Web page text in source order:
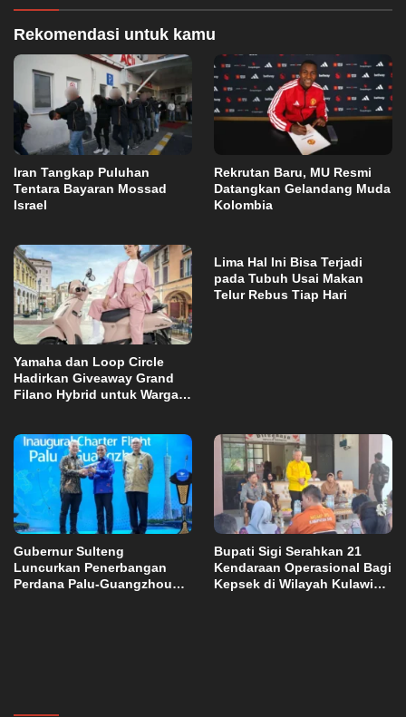
Rekomendasi untuk kamu
Iran Tangkap Puluhan
Tentara Bayaran Mossad
Israel
Rekrutan Baru, MU Resmi
Datangkan Gelandang Muda
Kolombia
Yamaha dan Loop Circle
Hadirkan Giveaway Grand
Filano Hybrid untuk Warga
Lima Hal Ini Bisa Terjadi
pada Tubuh Usai Makan
Telur Rebus Tiap Hari
Gubernur Sulteng
Luncurkan Penerbangan
Perdana Palu-Guangzhou
Bupati Sigi Serahkan 21
Kendaraan Operasional Bagi
Kepsek di Wilayah Kulawi